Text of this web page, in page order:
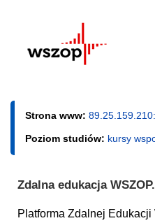
Strona www:
Poziom studiów: kursy
Zdalna edukacja WSZOP.
Platforma Zdalnej Edukacji